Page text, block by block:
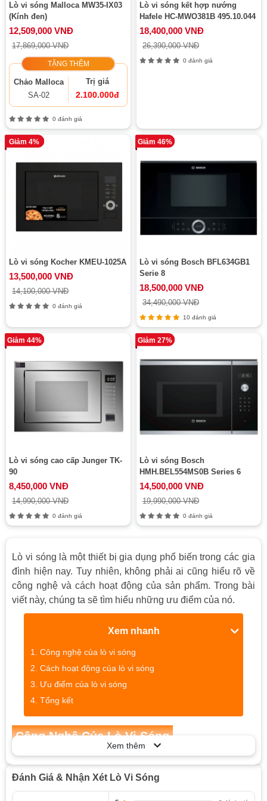
Lò vi sóng Malloca MW35-IX03
(Kính đen)
12,509,000 VNĐ
17,869,000 VNĐ
TẶNG THÊM
Chảo Malloca
SA-02
Trị giá
2.100.000đ
0 đánh giá
Lò vi sóng kết hợp nướng
Hafele HC-MWO381B 495.10.044
18,400,000 VNĐ
26,390,000 VNĐ
0 đánh giá
Giảm 4%
Lò vi sóng Kocher KMEU-1025A
13,500,000 VNĐ
14,100,000 VNĐ
0 đánh giá
Giảm 46%
Lò vi sóng Bosch BFL634GB1
Serie 8
18,500,000 VNĐ
34,490,000 VNĐ
10 đánh giá
Giảm 44%
Lò vi sóng cao cấp Junger TK-
90
8,450,000 VNĐ
14,990,000 VNĐ
0 đánh giá
Giảm 27%
Lò vi sóng Bosch
HMH.BEL554MS0B Series 6
14,500,000 VNĐ
19,990,000 VNĐ
0 đánh giá
Lò vi sóng là một thiết bị gia dụng phổ biến trong các gia
đình hiện nay. Tuy nhiên, không phải ai cũng hiểu rõ về
công nghệ và cách hoạt động của sản phẩm. Trong bài
viết này, chúng ta sẽ tìm hiểu những ưu điểm của nó.
Xem nhanh
Công nghệ của lò vi sóng
Cách hoạt động của lò vi sóng
Ưu điểm của lò vi sóng
Tổng kết
Công Nghệ Của Lò Vi Sóng
nấu chín thực phẩm. Sóng điện từ này được tạo ra bởi
ống kính và từ tính. Khi sóng điện từ đi vào thực phẩm,
Xem thêm
Đánh Giá & Nhận Xét Lò Vi Sóng